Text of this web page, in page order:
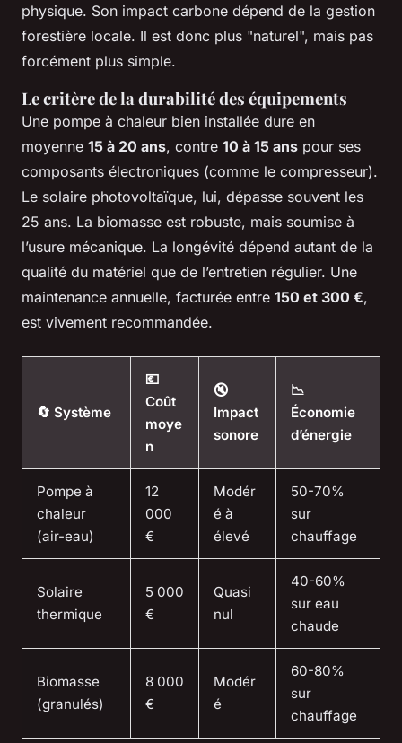
physique. Son impact carbone dépend de la gestion
forestière locale. Il est donc plus "naturel", mais pas
forcément plus simple.
Le critère de la durabilité des équipements
Une pompe à chaleur bien installée dure en
moyenne 15 à 20 ans, contre 10 à 15 ans pour ses
composants électroniques (comme le compresseur).
Le solaire photovoltaïque, lui, dépasse souvent les
25 ans. La biomasse est robuste, mais soumise à
l’usure mécanique. La longévité dépend autant de la
qualité du matériel que de l’entretien régulier. Une
maintenance annuelle, facturée entre 150 et 300 €,
est vivement recommandée.
🔄 Système
💶
Coût
moye
n
🔇
Impact
sonore
📉
Économie
d’énergie
Pompe à
chaleur
(air-eau)
12
000
€
Modér
é à
élevé
50-70%
sur
chauffage
Solaire
thermique
5 000
€
Quasi
nul
40-60%
sur eau
chaude
Biomasse
(granulés)
8 000
€
Modér
é
60-80%
sur
chauffage